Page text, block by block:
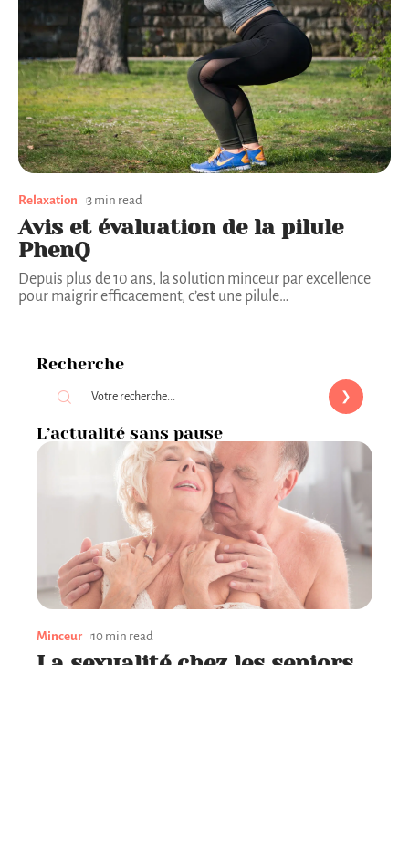
Relaxation 3 min read
Avis et évaluation de la pilule
PhenQ
Depuis plus de 10 ans, la solution minceur par excellence
pour maigrir efficacement, c’est une pilule…
Recherche
L’actualité sans pause
Minceur 10 min read
La sexualité chez les seniors